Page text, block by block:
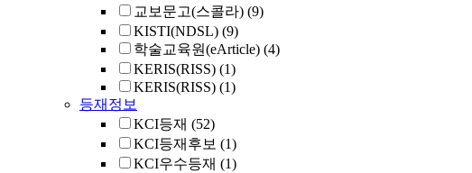
교보문고(스콜라) (9)
KISTI(NDSL) (9)
학술교육원(eArticle) (4)
KERIS(RISS) (1)
KERIS(RISS) (1)
등재정보
KCI등재 (52)
KCI등재후보 (1)
KCI우수등재 (1)